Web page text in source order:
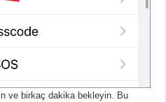
ve birkaç dakika bekleyin. Bu